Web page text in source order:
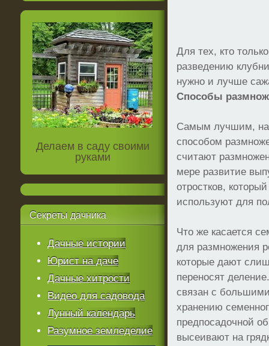
Для тех, кто
разведению
нужно и лучше
Способы
Самым лучшим,
способом
считают
мере развитие
отростков,
используют для
Что же касается
для размножения
которые дают
переносят
связан с
хранению
предпосадочной
высеивают на
Делаем в саду своими
руками
Секреты дачника
Дачные истории
Юрист на даче
Дачные хитрости
Видео для садовода
Лунный календарь
Разумное земледелие